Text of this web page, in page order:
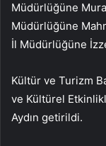
Müdürlüğüne
Müdürlüğüne
İl Müdürlüğüne
Kültür ve Turizm
ve Kültürel
Aydın getirildi.